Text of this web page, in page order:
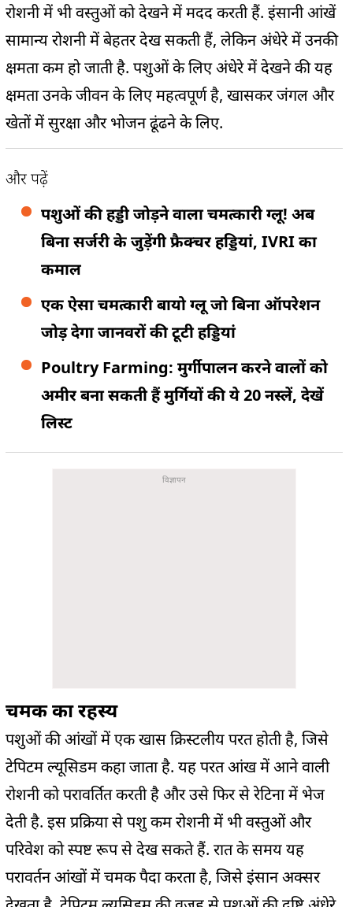
रोशनी में भी वस्तुओं को देखने में मदद करती हैं. इंसानी आंखें
सामान्य रोशनी में बेहतर देख सकती हैं, लेकिन अंधेरे में उनकी
क्षमता कम हो जाती है. पशुओं के लिए अंधेरे में देखने की यह
क्षमता उनके जीवन के लिए महत्वपूर्ण है, खासकर जंगल और
खेतों में सुरक्षा और भोजन ढूंढने के लिए.
और पढ़ें
पशुओं की हड्डी जोड़ने वाला चमत्कारी ग्लू! अब
बिना सर्जरी के जुड़ेंगी फ्रैक्चर हड्डियां, IVRI का
कमाल
एक ऐसा चमत्कारी बायो ग्लू जो बिना ऑपरेशन
जोड़ देगा जानवरों की टूटी हड्डियां
Poultry Farming: मुर्गीपालन करने वालों को
अमीर बना सकती हैं मुर्गियों की ये 20 नस्लें, देखें
लिस्ट
चमक का रहस्य
पशुओं की आंखों में एक खास क्रिस्टलीय परत होती है, जिसे
टेपिटम ल्यूसिडम कहा जाता है. यह परत आंख में आने वाली
रोशनी को परावर्तित करती है और उसे फिर से रेटिना में भेज
देती है. इस प्रक्रिया से पशु कम रोशनी में भी वस्तुओं और
परिवेश को स्पष्ट रूप से देख सकते हैं. रात के समय यह
परावर्तन आंखों में चमक पैदा करता है, जिसे इंसान अक्सर